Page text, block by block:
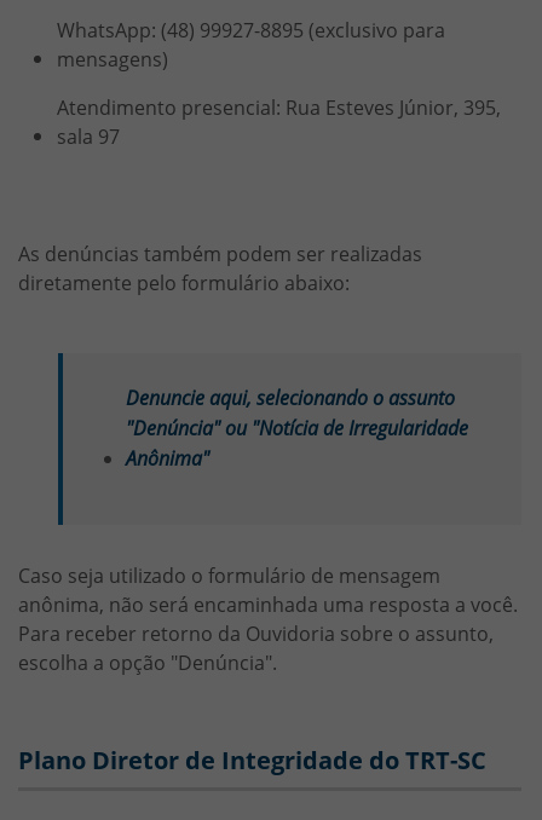
WhatsApp: (48) 99927-8895 (exclusivo para
mensagens)
Atendimento presencial: Rua Esteves Júnior, 395,
sala 97
As denúncias também podem ser realizadas
diretamente pelo formulário abaixo:
Denuncie aqui, selecionando o assunto
"Denúncia" ou "Notícia de Irregularidade
Anônima"
Caso seja utilizado o formulário de mensagem
anônima, não será encaminhada uma resposta a você.
Para receber retorno da Ouvidoria sobre o assunto,
escolha a opção "Denúncia".
Plano Diretor de Integridade do TRT-SC